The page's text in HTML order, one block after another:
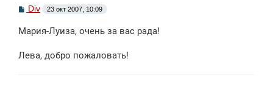
С
б
н
Div 23 окт 2007, 10:09
Мария-Луиза, очень за вас рада!
Лева, добро пожаловать!